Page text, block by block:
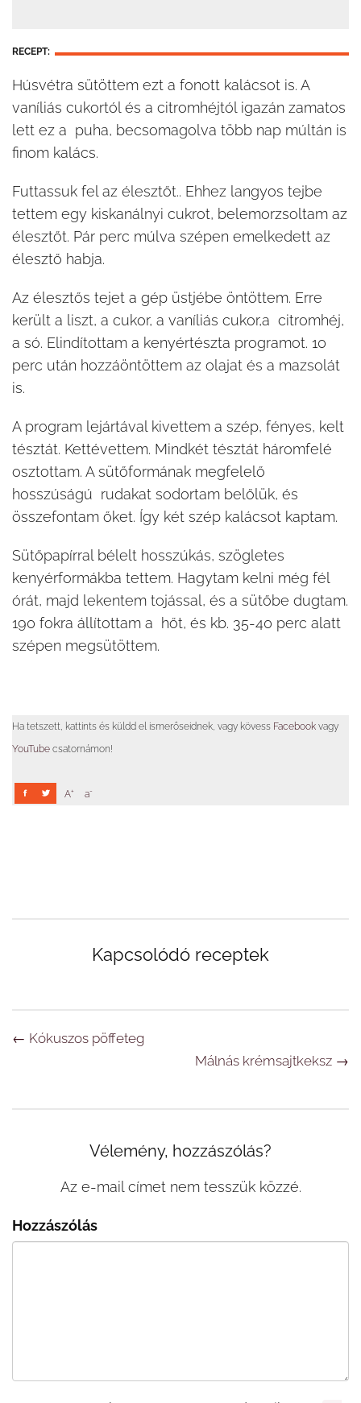
RECEPT:
Húsvétra sütöttem ezt a fonott kalácsot is. A
vaníliás cukortól és a citromhéjtól igazán zamatos
lett ez a puha, becsomagolva több nap múltán is
finom kalács.
Futtassuk fel az élesztőt.. Ehhez langyos tejbe
tettem egy kiskanálnyi cukrot, belemorzsoltam az
élesztőt. Pár perc múlva szépen emelkedett az
élesztő habja.
Az élesztős tejet a gép üstjébe öntöttem. Erre
került a liszt, a cukor, a vaníliás cukor,a citromhéj,
a só. Elindítottam a kenyértészta programot. 10
perc után hozzáöntöttem az olajat és a mazsolát
is.
A program lejártával kivettem a szép, fényes, kelt
tésztát. Kettévettem. Mindkét tésztát háromfelé
osztottam. A sütőformának megfelelő
hosszúságú rudakat sodortam belőlük, és
összefontam őket. Így két szép kalácsot kaptam.
Sütőpapírral bélelt hosszúkás, szögletes
kenyérformákba tettem. Hagytam kelni még fél
órát, majd lekentem tojással, és a sütőbe dugtam.
190 fokra állítottam a hőt, és kb. 35-40 perc alatt
szépen megsütöttem.
Ha tetszett, kattints és küldd el ismerőseidnek, vagy kövess Facebook vagy
YouTube csatornámon!
A+ a-
Kapcsolódó receptek
Navigáció
← Kókuszos pöffeteg
Málnás krémsajtkeksz →
Vélemény, hozzászólás?
Az e-mail címet nem tesszük közzé.
Hozzászólás